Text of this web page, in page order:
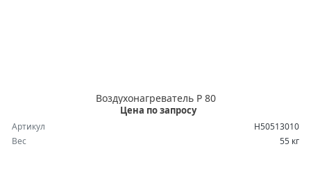
Воздухонагреватель P 80
Цена по запросу
Артикул
H50513010
Вес
55 кг